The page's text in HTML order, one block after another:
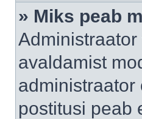
» Miks peab
avaldamist
postitusi peab